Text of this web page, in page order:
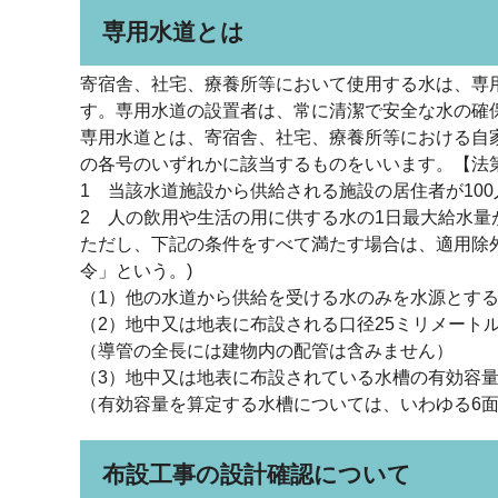
専用水道とは
寄宿舎、社宅、療養所等において使用する水は、
す。専用水道の設置者は、常に清潔で安全な水の
専用水道とは、寄宿舎、社宅、療養所等における
の各号のいずれかに該当するものをいいます。【法
1 当該水道施設から供給される施設の居住者が100
2 人の飲用や生活の用に供する水の1日最大給水量
ただし、下記の条件をすべて満たす場合は、適用
令」という。)
（1）他の水道から供給を受ける水のみを水源とす
（2）地中又は地表に布設される口径25ミリメー
（導管の全長には建物内の配管は含みません）
（3）地中又は地表に布設されている水槽の有効容
（有効容量を算定する水槽については、いわゆる6
布設工事の設計確認について